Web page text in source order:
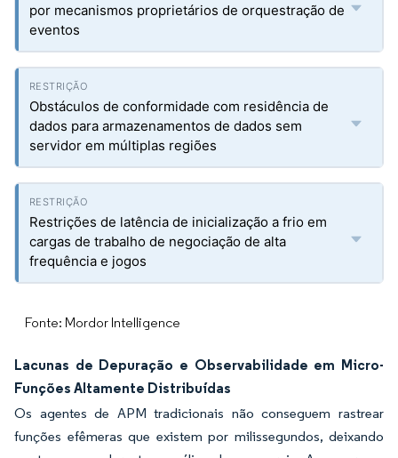
por mecanismos proprietários de orquestração de
eventos
Obstáculos de conformidade com residência de
dados para armazenamentos de dados sem
servidor em múltiplas regiões
Restrições de latência de inicialização a frio em
cargas de trabalho de negociação de alta
frequência e jogos
Fonte: Mordor Intelligence
Lacunas de Depuração e Observabilidade em Micro-
Funções Altamente Distribuídas
Os agentes de APM tradicionais não conseguem rastrear
funções efêmeras que existem por milissegundos, deixando